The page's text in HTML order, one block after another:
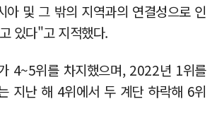
아 및 그 밖의 지역과의 연결성으로 인
있다"고 지적했다.
4~5위를 차지했으며, 2022년 1위를
지난 해 4위에서 두 계단 하락해 6위